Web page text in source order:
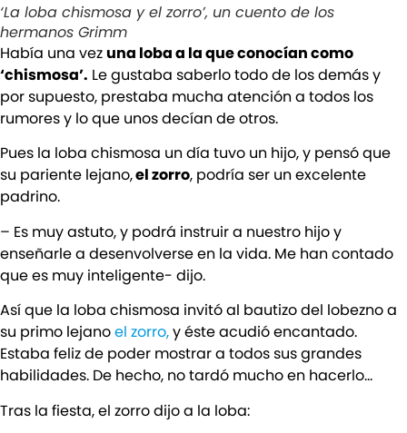
‘La loba chismosa y el zorro’, un cuento de los
hermanos Grimm
Había una vezuna loba a la que conocían como
‘chismosa’. Le gustaba saberlo todo de los demás y
por supuesto, prestaba mucha atención a todos los
rumores y lo que unos decían de otros.
Pues la loba chismosa un día tuvo un hijo, y pensó que
su pariente lejano,el zorro, podría ser un excelente
padrino.
– Es muy astuto, y podrá instruir a nuestro hijo y
enseñarle a desenvolverse en la vida. Me han contado
que es muy inteligente- dijo.
Así que la loba chismosa invitó al bautizo del lobezno a
su primo lejanoel zorro,y éste acudió encantado.
Estaba feliz de poder mostrar a todos sus grandes
habilidades. De hecho, no tardó mucho en hacerlo…
Tras la fiesta, el zorro dijo a la loba: